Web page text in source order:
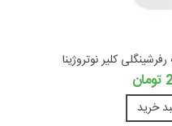
کلیر نوتروژینا
خرید